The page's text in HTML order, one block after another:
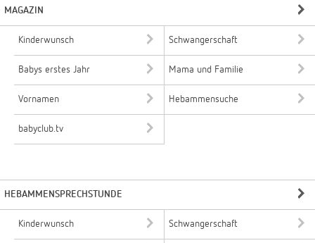
MAGAZIN
Kinderwunsch Schwangerschaft
Babys erstes Jahr Mama und Familie
Vornamen Hebammensuche
babyclub.tv
HEBAMMENSPRECHSTUNDE
Kinderwunsch Schwangerschaft